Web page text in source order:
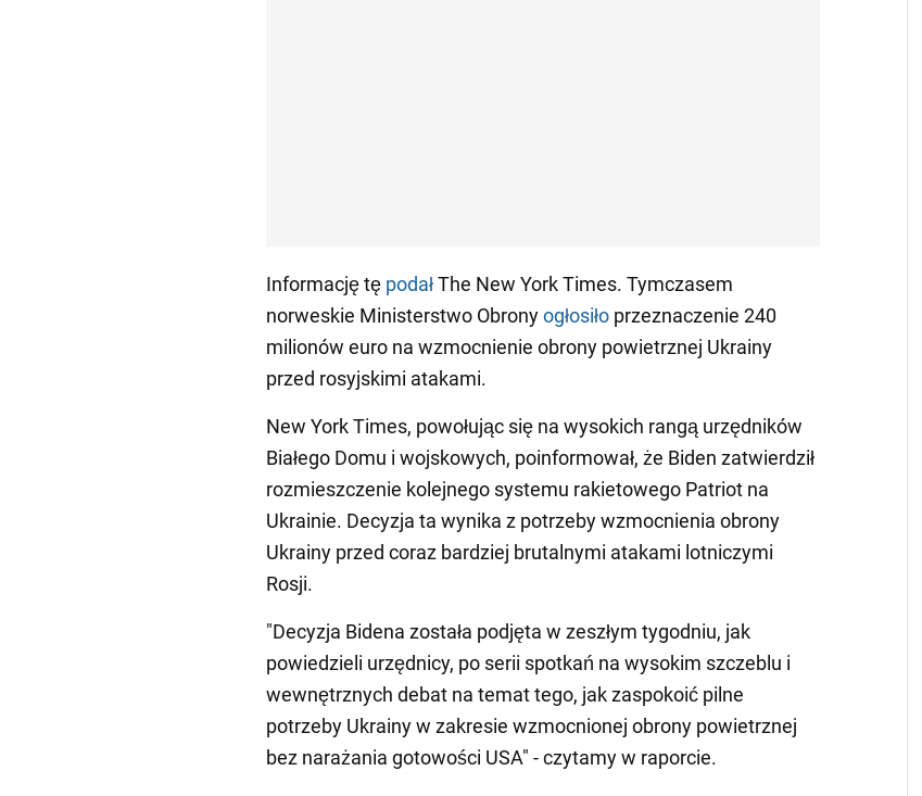
Informację tę podałThe New York Times. Tymczasem
norweskie Ministerstwo Obronyogłosiło przeznaczenie 240
milionów euro na wzmocnienie obrony powietrznej Ukrainy
przed rosyjskimi atakami.
New York Times, powołując się na wysokich rangą urzędników
Białego Domu i wojskowych, poinformował, że Biden zatwierdził
rozmieszczenie kolejnego systemu rakietowego Patriot na
Ukrainie. Decyzja ta wynika z potrzeby wzmocnienia obrony
Ukrainy przed coraz bardziej brutalnymi atakami lotniczymi
Rosji.
"Decyzja Bidena została podjęta w zeszłym tygodniu, jak
powiedzieli urzędnicy, po serii spotkań na wysokim szczeblu i
wewnętrznych debat na temat tego, jak zaspokoić pilne
potrzeby Ukrainy w zakresie wzmocnionej obrony powietrznej
bez narażania gotowości USA" - czytamy w raporcie.